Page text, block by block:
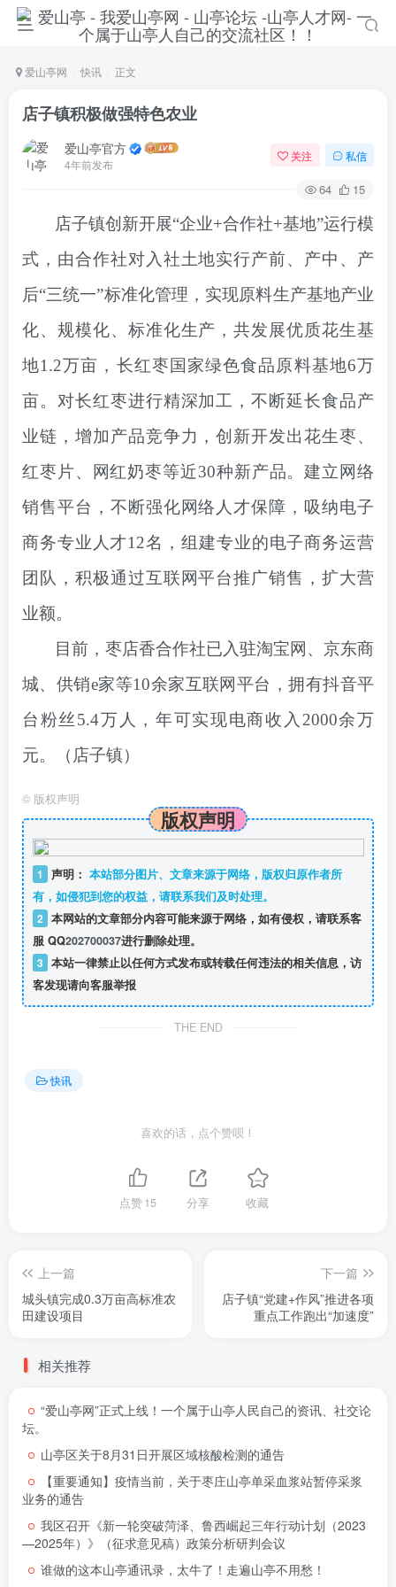
爱山亭网 快讯 正文
店子镇积极做强特色农业
爱山亭官方
4年前发布
关注 私信
64 15
店子镇创新开展“企业+合作社+基地”运行模
式，由合作社对入社土地实行产前、产中、产
后“三统一”标准化管理，实现原料生产基地产业
化、规模化、标准化生产，共发展优质花生基
地1.2万亩，长红枣国家绿色食品原料基地6万
亩。对长红枣进行精深加工，不断延长食品产
业链，增加产品竞争力，创新开发出花生枣、
红枣片、网红奶枣等近30种新产品。建立网络
销售平台，不断强化网络人才保障，吸纳电子
商务专业人才12名，组建专业的电子商务运营
团队，积极通过互联网平台推广销售，扩大营
业额。
目前，枣店香合作社已入驻淘宝网、京东商
城、供销e家等10余家互联网平台，拥有抖音平
台粉丝5.4万人，年可实现电商收入2000余万
元。（店子镇）
© 版权声明
版权声明
1 声明： 本站部分图片、文章来源于网络，版权归原作者所
有，如侵犯到您的权益，请联系我们及时处理。
2 本网站的文章部分内容可能来源于网络，如有侵权，请联系客
服 QQ202700037进行删除处理。
3 本站一律禁止以任何方式发布或转载任何违法的相关信息，访
客发现请向客服举报
THE END
快讯
喜欢的话，点个赞呗！
点赞15 分享 收藏
上一篇
城头镇完成0.3万亩高标准农
田建设项目
下一篇
店子镇“党建+作风”推进各项
重点工作跑出“加速度”
相关推荐
“爱山亭网”正式上线！一个属于山亭人民自己的资讯、社交论
坛。
山亭区关于8月31日开展区域核酸检测的通告
【重要通知】疫情当前，关于枣庄山亭单采血浆站暂停采浆
业务的通告
我区召开《新一轮突破菏泽、鲁西崛起三年行动计划（2023
—2025年）》（征求意见稿）政策分析研判会议
谁做的这本山亭通讯录，太牛了！走遍山亭不用愁！